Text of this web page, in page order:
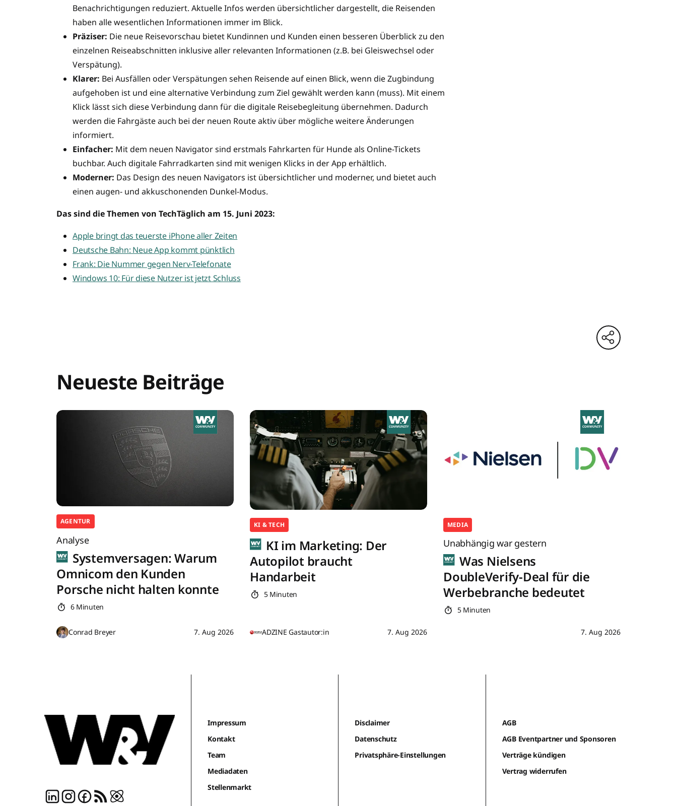
Benachrichtigungen reduziert. Aktuelle Infos werden übersichtlicher dargestellt, die Reisenden
haben alle wesentlichen Informationen immer im Blick.
Präziser: Die neue Reisevorschau bietet Kundinnen und Kunden einen besseren Überblick zu den
einzelnen Reiseabschnitten inklusive aller relevanten Informationen (z.B. bei Gleiswechsel oder
Verspätung).
Klarer: Bei Ausfällen oder Verspätungen sehen Reisende auf einen Blick, wenn die Zugbindung
aufgehoben ist und eine alternative Verbindung zum Ziel gewählt werden kann (muss). Mit einem
Klick lässt sich diese Verbindung dann für die digitale Reisebegleitung übernehmen. Dadurch
werden die Fahrgäste auch bei der neuen Route aktiv über mögliche weitere Änderungen
informiert.
Einfacher: Mit dem neuen Navigator sind erstmals Fahrkarten für Hunde als Online-Tickets
buchbar. Auch digitale Fahrradkarten sind mit wenigen Klicks in der App erhältlich.
Moderner: Das Design des neuen Navigators ist übersichtlicher und moderner, und bietet auch
einen augen- und akkuschonenden Dunkel-Modus.
Das sind die Themen von TechTäglich am 15. Juni 2023:
Apple bringt das teuerste iPhone aller Zeiten
Deutsche Bahn: Neue App kommt pünktlich
Frank: Die Nummer gegen Nerv-Telefonate
Windows 10: Für diese Nutzer ist jetzt Schluss
Neueste Beiträge
AGENTUR
Analyse
Systemversagen: Warum
Omnicom den Kunden
Porsche nicht halten konnte
6 Minuten
Conrad Breyer 7. Aug 2026
KI & TECH
KI im Marketing: Der
Autopilot braucht
Handarbeit
5 Minuten
ADZINE Gastautor:in 7. Aug 2026
MEDIA
Unabhängig war gestern
Was Nielsens
DoubleVerify-Deal für die
Werbebranche bedeutet
5 Minuten
7. Aug 2026
Impressum
Kontakt
Team
Mediadaten
Stellenmarkt
Disclaimer
Datenschutz
Privatsphäre-Einstellungen
AGB
AGB Eventpartner und Sponsoren
Verträge kündigen
Vertrag widerrufen